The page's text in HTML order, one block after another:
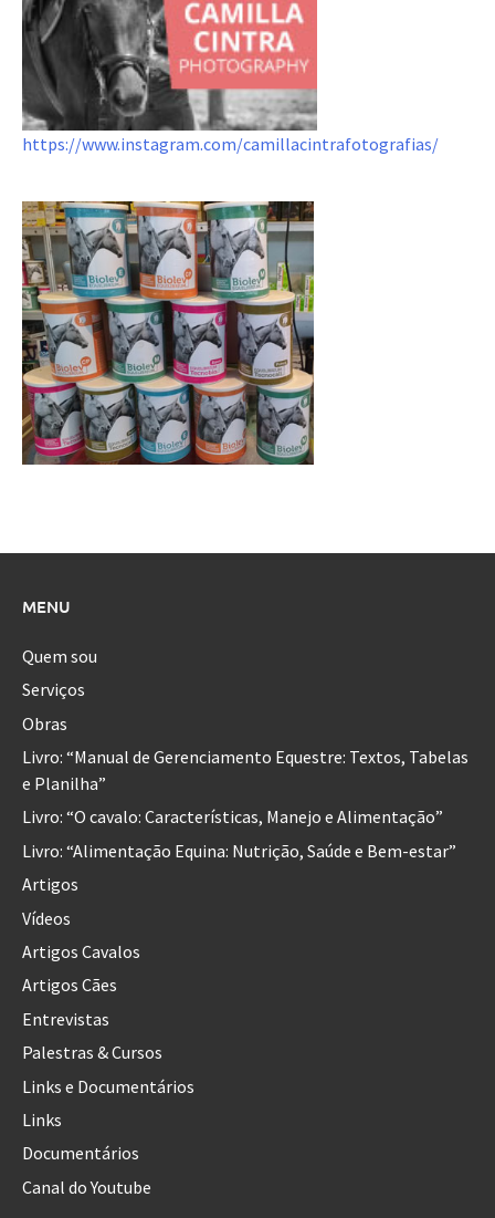
https://www.instagram.com/camillacintrafotografias/
MENU
Quem sou
Serviços
Obras
Livro: “Manual de Gerenciamento Equestre: Textos, Tabelas
e Planilha”
Livro: “O cavalo: Características, Manejo e Alimentação”
Livro: “Alimentação Equina: Nutrição, Saúde e Bem-estar”
Artigos
Vídeos
Artigos Cavalos
Artigos Cães
Entrevistas
Palestras & Cursos
Links e Documentários
Links
Documentários
Canal do Youtube